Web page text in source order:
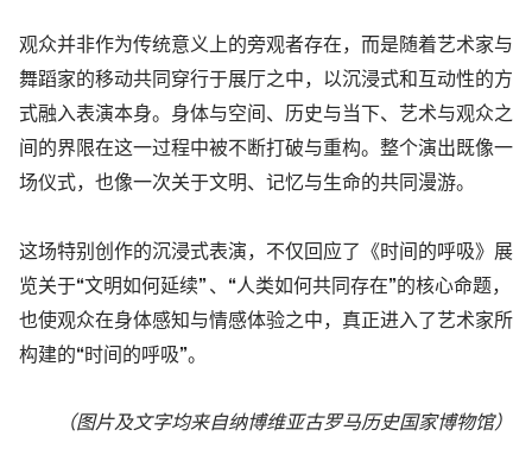
观众并非作为传统意义上的旁观者存在，而是随着艺术家与
舞蹈家的移动共同穿行于展厅之中，以沉浸式和互动性的方
式融入表演本身。身体与空间、历史与当下、艺术与观众之
间的界限在这一过程中被不断打破与重构。整个演出既像一
场仪式，也像一次关于文明、记忆与生命的共同漫游。
这场特别创作的沉浸式表演，不仅回应了《时间的呼吸》展
览关于“文明如何延续” 、“人类如何共同存在”的核心命题，
也使观众在身体感知与情感体验之中，真正进入了艺术家所
构建的“时间的呼吸”。
（图片及文字均来自纳博维亚古罗马历史国家博物馆）